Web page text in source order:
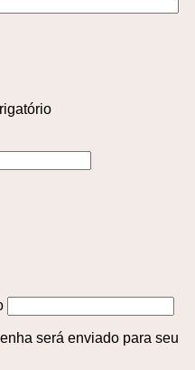
será enviado para seu